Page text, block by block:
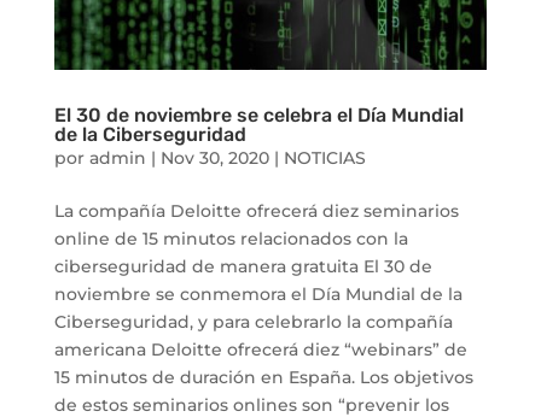
El 30 de noviembre se celebra el Día Mundial
de la Ciberseguridad
por admin | Nov 30, 2020| NOTICIAS
La compañía Deloitte ofrecerá diez seminarios
online de 15 minutos relacionados con la
ciberseguridad de manera gratuita El 30 de
noviembre se conmemora el Día Mundial de la
Ciberseguridad, y para celebrarlo la compañía
americana Deloitte ofrecerá diez “webinars” de
15 minutos de duración en España. Los objetivos
de estos seminarios onlines son “prevenir los